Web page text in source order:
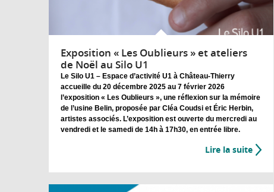
Exposition « Les Oublieurs » et ateliers
de Noël au Silo U1
Le Silo U1 – Espace d’activité U1 à Château-Thierry
accueille du 20 décembre 2025 au 7 février 2026
l’exposition « Les Oublieurs », une réflexion sur la mémoire
de l’usine Belin, proposée par Cléa Coudsi et Éric Herbin,
artistes associés. L’exposition est ouverte du mercredi au
vendredi et le samedi de 14h à 17h30, en entrée libre.
Lire la suite